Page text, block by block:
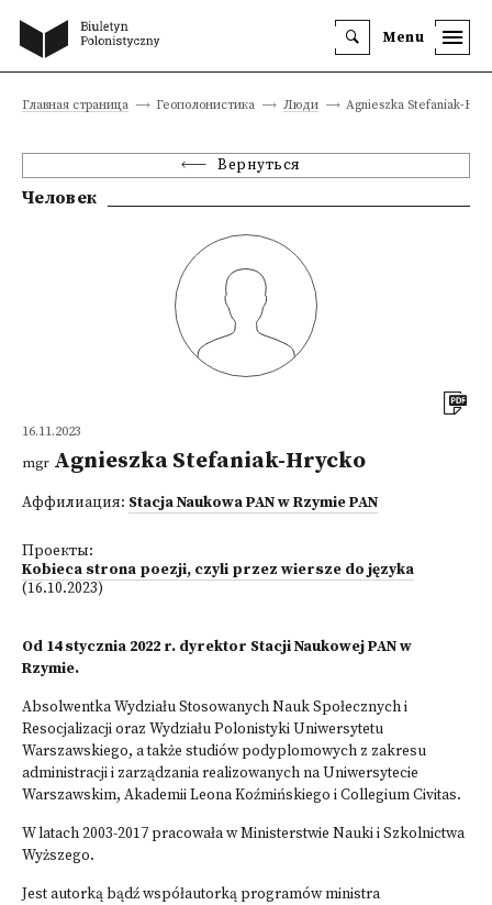
Menu
Главная страница Геополонистика Люди Agnieszka Stefaniak-
Вернуться
Человек
16.11.2023
mgr Agnieszka Stefaniak-Hrycko
Аффилиация: Stacja Naukowa PAN w Rzymie PAN
Проекты:
Kobieca strona poezji, czyli przez wiersze do języka
(16.10.2023)
Od 14 stycznia 2022 r. dyrektor Stacji Naukowej PAN w
Rzymie.
Absolwentka Wydziału Stosowanych Nauk Społecznych i
Resocjalizacji oraz Wydziału Polonistyki Uniwersytetu
Warszawskiego, a także studiów podyplomowych z zakresu
administracji i zarządzania realizowanych na Uniwersytecie
Warszawskim, Akademii Leona Koźmińskiego i Collegium Civitas.
W latach 2003-2017 pracowała w Ministerstwie Nauki i Szkolnictwa
Wyższego.
Jest autorką bądź współautorką programów ministra